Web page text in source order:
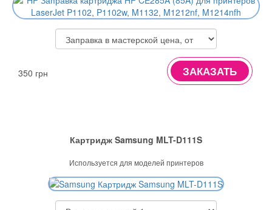
350 грн ЗАКАЗАТЬ
Картридж Samsung MLT-D111S
Используется для моделей принтеров